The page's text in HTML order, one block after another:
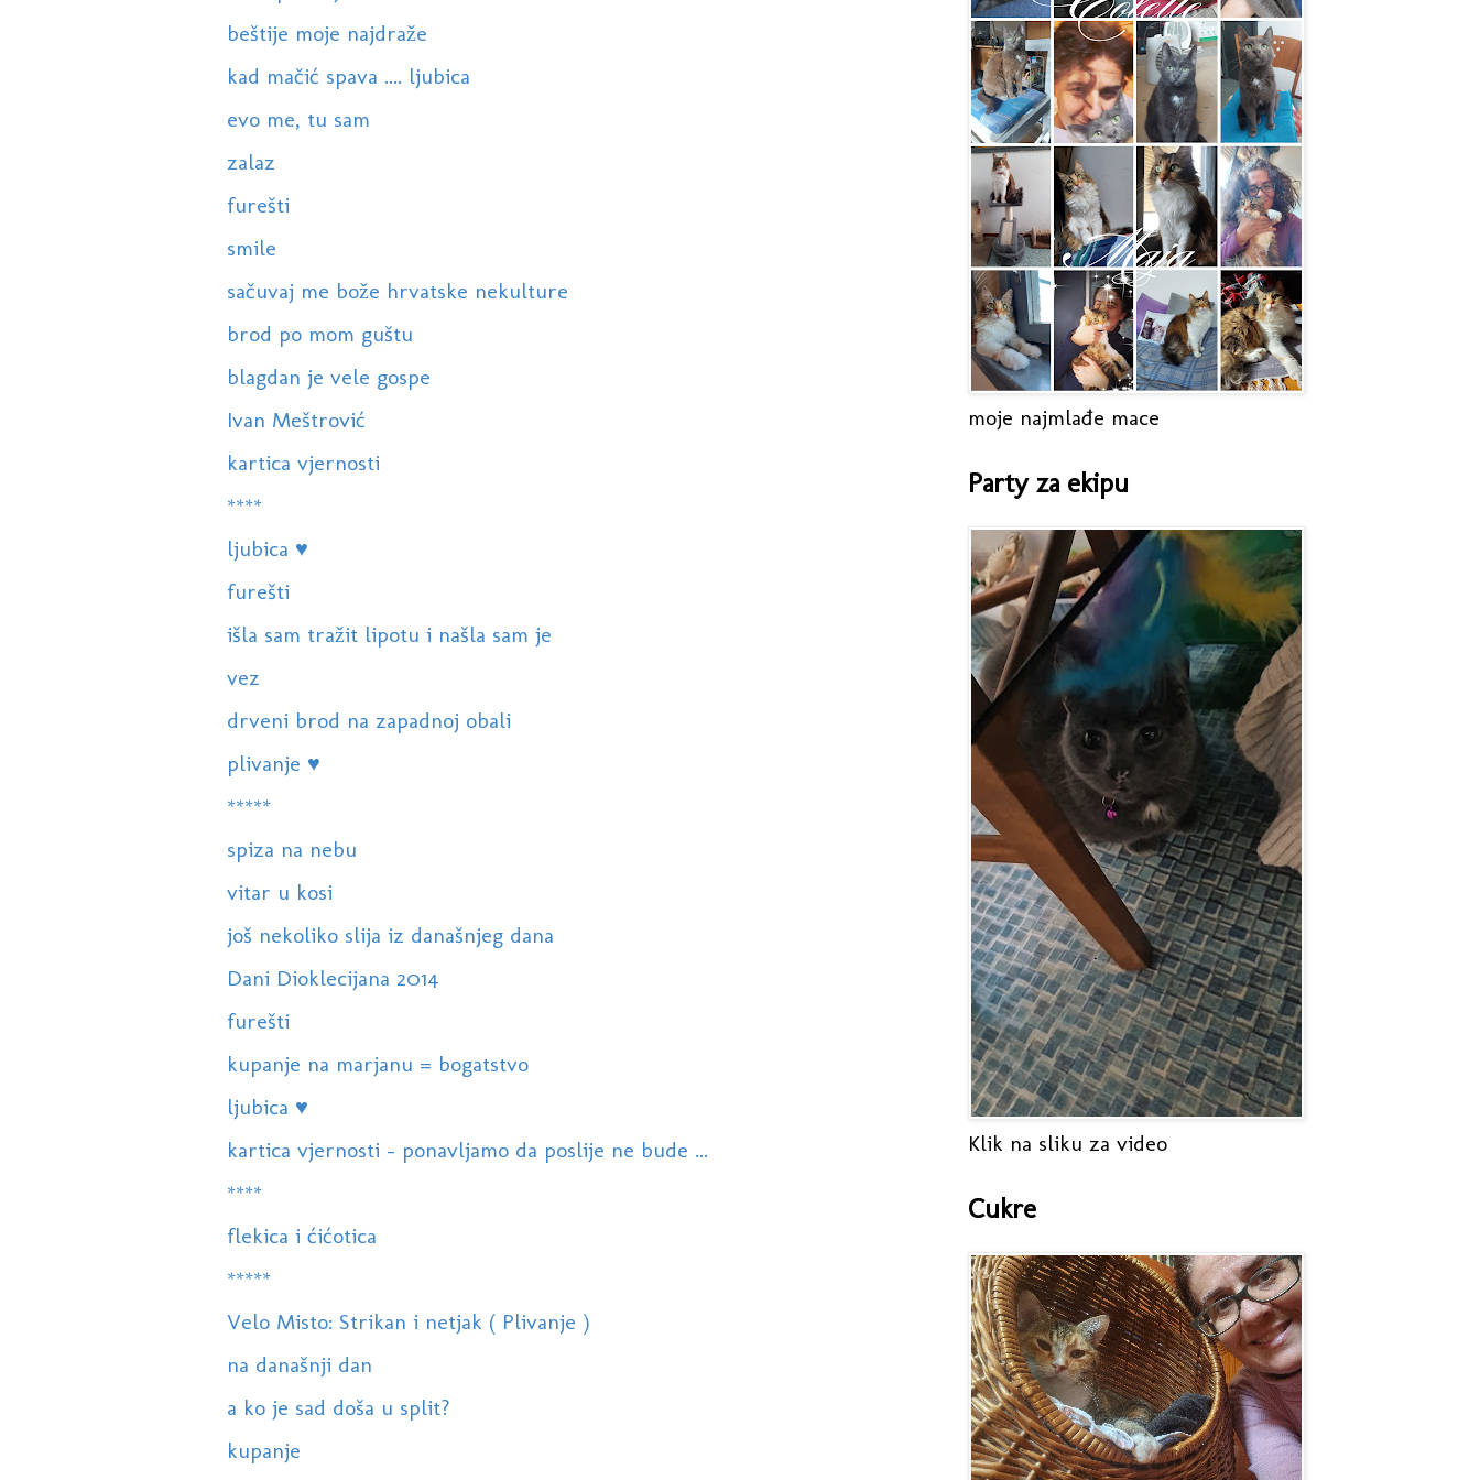
beštije moje najdraže
kad mačić spava .... ljubica
evo me, tu sam
zalaz
furešti
smile
sačuvaj me bože hrvatske nekulture
brod po mom guštu
blagdan je vele gospe
Ivan Meštrović
kartica vjernosti
****
ljubica ♥
furešti
išla sam tražit lipotu i našla sam je
vez
drveni brod na zapadnoj obali
plivanje ♥
*****
spiza na nebu
vitar u kosi
još nekoliko slija iz današnjeg dana
Dani Dioklecijana 2014
furešti
kupanje na marjanu = bogatstvo
ljubica ♥
kartica vjernosti - ponavljamo da poslije ne bude ...
****
flekica i ćićotica
*****
Velo Misto: Strikan i netjak ( Plivanje )
na današnji dan
a ko je sad doša u split?
kupanje
moje najmlađe mace
Party za ekipu
Klik na sliku za video
Cukre